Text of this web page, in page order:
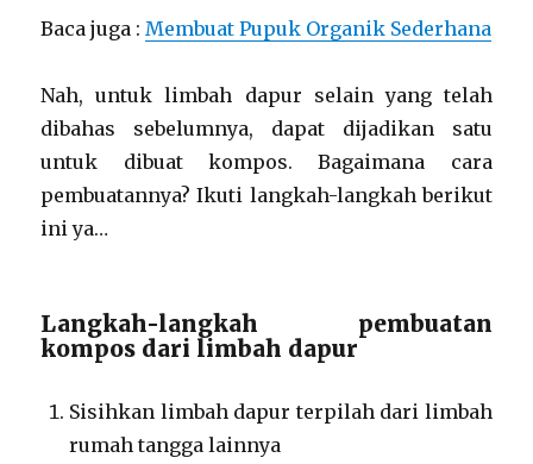
Baca juga :Membuat Pupuk Organik Sederhana
Nah, untuk limbah dapur selain yang telah
dibahas sebelumnya, dapat dijadikan satu
untuk dibuat kompos. Bagaimana cara
pembuatannya? Ikuti langkah-langkah berikut
ini ya…
Langkah-langkah pembuatan
kompos dari limbah dapur
Sisihkan limbah dapur terpilah dari limbah
rumah tangga lainnya